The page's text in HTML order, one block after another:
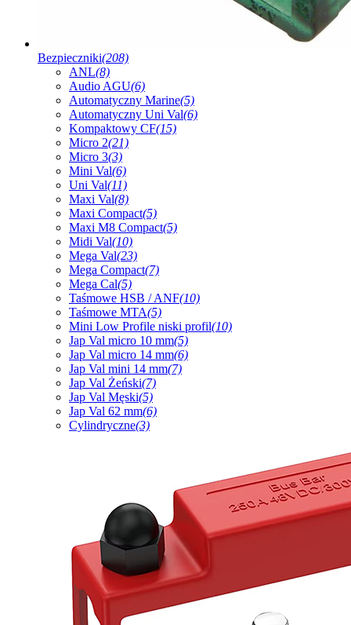
Bezpieczniki(208)
ANL(8)
Audio AGU(6)
Automatyczny Marine(5)
Automatyczny Uni Val(6)
Kompaktowy CF(15)
Micro 2(21)
Micro 3(3)
Mini Val(6)
Uni Val(11)
Maxi Val(8)
Maxi Compact(5)
Maxi M8 Compact(5)
Midi Val(10)
Mega Val(23)
Mega Compact(7)
Mega Cal(5)
Taśmowe HSB / ANF(10)
Taśmowe MTA(5)
Mini Low Profile niski profil(10)
Jap Val micro 10 mm(5)
Jap Val micro 14 mm(6)
Jap Val mini 14 mm(7)
Jap Val Żeński(7)
Jap Val Męski(5)
Jap Val 62 mm(6)
Cylindryczne(3)